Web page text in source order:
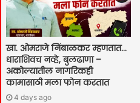
खा. ओमराजे निंबाळकर म्हणतात…
धाराशिवच नव्हे, बुलढाणा –
अकोल्यातील नागरिकही
कामासाठी मला फोन करतात
4 days ago